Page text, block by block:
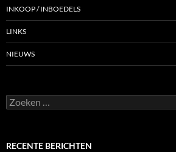
INKOOP / INBOEDELS
LINKS
NIEUWS
Zoeken
naar:
RECENTE BERICHTEN